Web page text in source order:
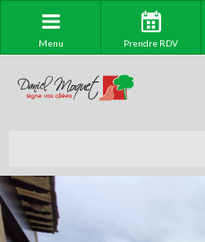
Menu Prendre RDV